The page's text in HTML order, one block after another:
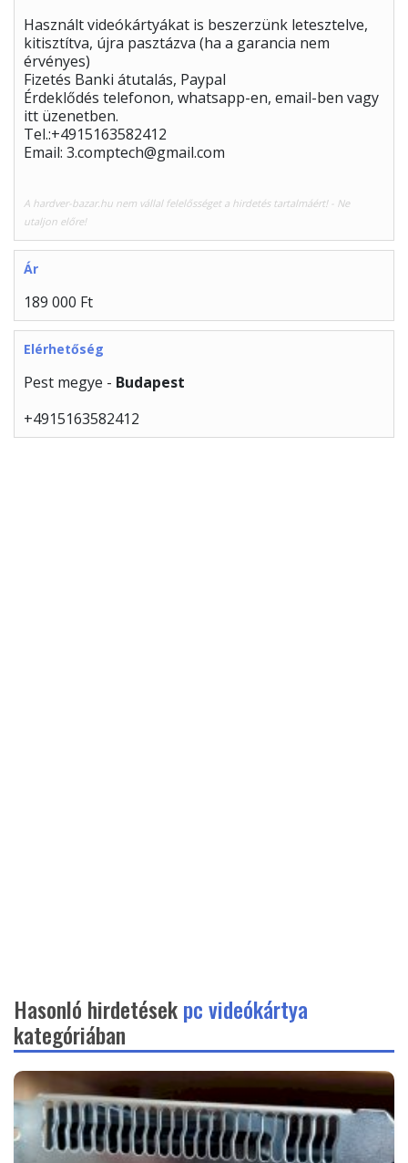
Használt videókártyákat is beszerzünk letesztelve,
kitisztítva, újra pasztázva (ha a garancia nem
érvényes)
Fizetés Banki átutalás, Paypal
Érdeklődés telefonon, whatsapp-en, email-ben vagy
itt üzenetben.
Tel.:+4915163582412
Email: 3.comptech@gmail.com
A hardver-bazar.hu nem vállal felelősséget a hirdetés tartalmáért! - Ne
utaljon előre!
Ár
189 000 Ft
Elérhetőség
Pest megye - Budapest
+4915163582412
Hasonló hirdetésekpc videókártya
kategóriában